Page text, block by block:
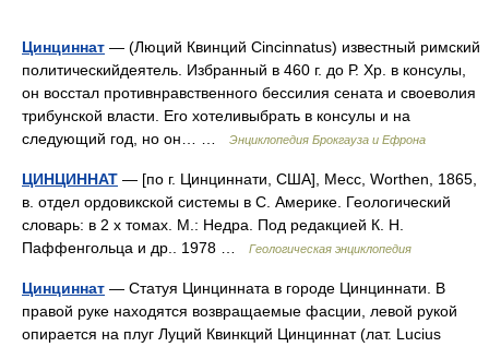
Цинциннат — (Люций Квинций Cincinnatus) известный римский
политическийдеятель. Избранный в 460 г. до Р. Хр. в консулы,
он восстал противнравственного бессилия сената и своеволия
трибунской власти. Его хотеливыбрать в консулы и на
следующий год, но он… …
Энциклопедия Брокгауза и Ефрона
ЦИНЦИННАТ — [по г. Цинциннати, США], Месс, Worthen, 1865,
в. отдел ордовикской системы в С. Америке. Геологический
словарь: в 2 х томах. М.: Недра. Под редакцией К. Н.
Паффенгольца и др.. 1978 …
Геологическая энциклопедия
Цинциннат — Статуя Цинцинната в городе Цинциннати. В
правой руке находятся возвращаемые фасции, левой рукой
опирается на плуг Луций Квинкций Цинциннат (лат. Lucius